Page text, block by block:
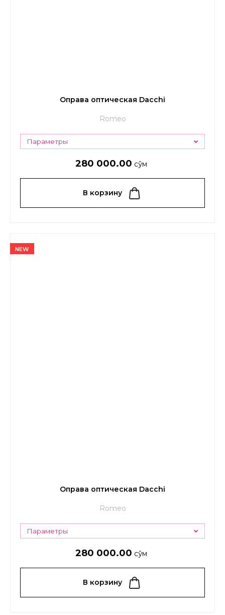
Оправа оптическая Dacchi
Romeo
Параметры
280 000.00 сўм
В корзину
NEW
Оправа оптическая Dacchi
Romeo
Параметры
280 000.00 сўм
В корзину